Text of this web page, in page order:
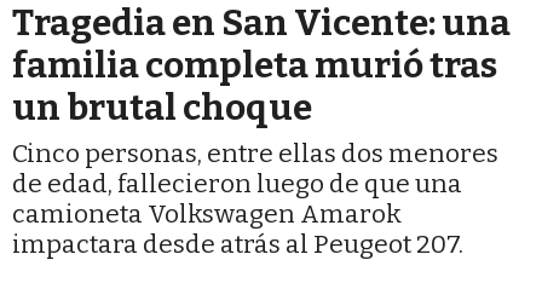
Tragedia en San Vicente: una
familia completa murió tras
un brutal choque
Cinco personas, entre ellas dos menores
de edad, fallecieron luego de que una
camioneta Volkswagen Amarok
impactara desde atrás al Peugeot 207.